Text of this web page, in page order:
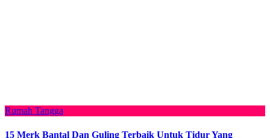
Rumah Tangga
15 Merk Bantal Dan Guling Terbaik Untuk Tidur Yang